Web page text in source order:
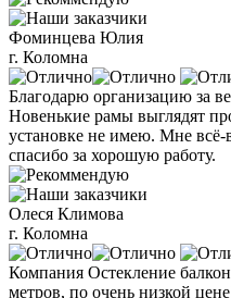
Фоминцева Юлия
г. Коломна
Благодарю организацию за
Новенькие рамы выглядят
установке не имею. Мне всё-
спасибо за хорошую работу.
Олеся Климова
г. Коломна
Компания Остекление
метров, по очень низкой